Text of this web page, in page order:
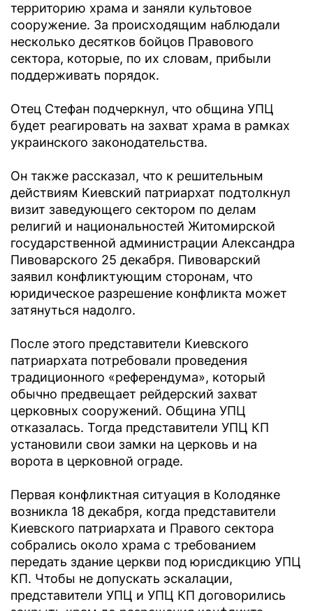
территорию храма и заняли культовое
сооружение. За происходящим наблюдали
несколько десятков бойцов Правового
сектора, которые, по их словам, прибыли
поддерживать порядок.
Отец Стефан подчеркнул, что община УПЦ
будет реагировать на захват храма в рамках
украинского законодательства.
Он также рассказал, что к решительным
действиям Киевский патриархат подтолкнул
визит заведующего сектором по делам
религий и национальностей Житомирской
государственной администрации Александра
Пивоварского 25 декабря. Пивоварский
заявил конфликтующим сторонам, что
юридическое разрешение конфликта может
затянуться надолго.
После этого представители Киевского
патриархата потребовали проведения
традиционного «референдума», который
обычно предвещает рейдерский захват
церковных сооружений. Община УПЦ
отказалась. Тогда представители УПЦ КП
установили свои замки на церковь и на
ворота в церковной ограде.
Первая конфликтная ситуация в Колодянке
возникла 18 декабря, когда представители
Киевского патриархата и Правого сектора
собрались около храма с требованием
передать здание церкви под юрисдикцию УПЦ
КП. Чтобы не допускать эскалации,
представители УПЦ и УПЦ КП договорились